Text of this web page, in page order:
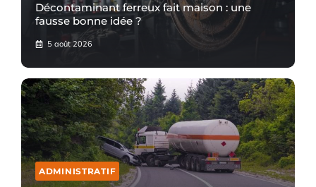
Décontaminant ferreux fait maison : une
fausse bonne idée ?
5 août 2026
ADMINISTRATIF